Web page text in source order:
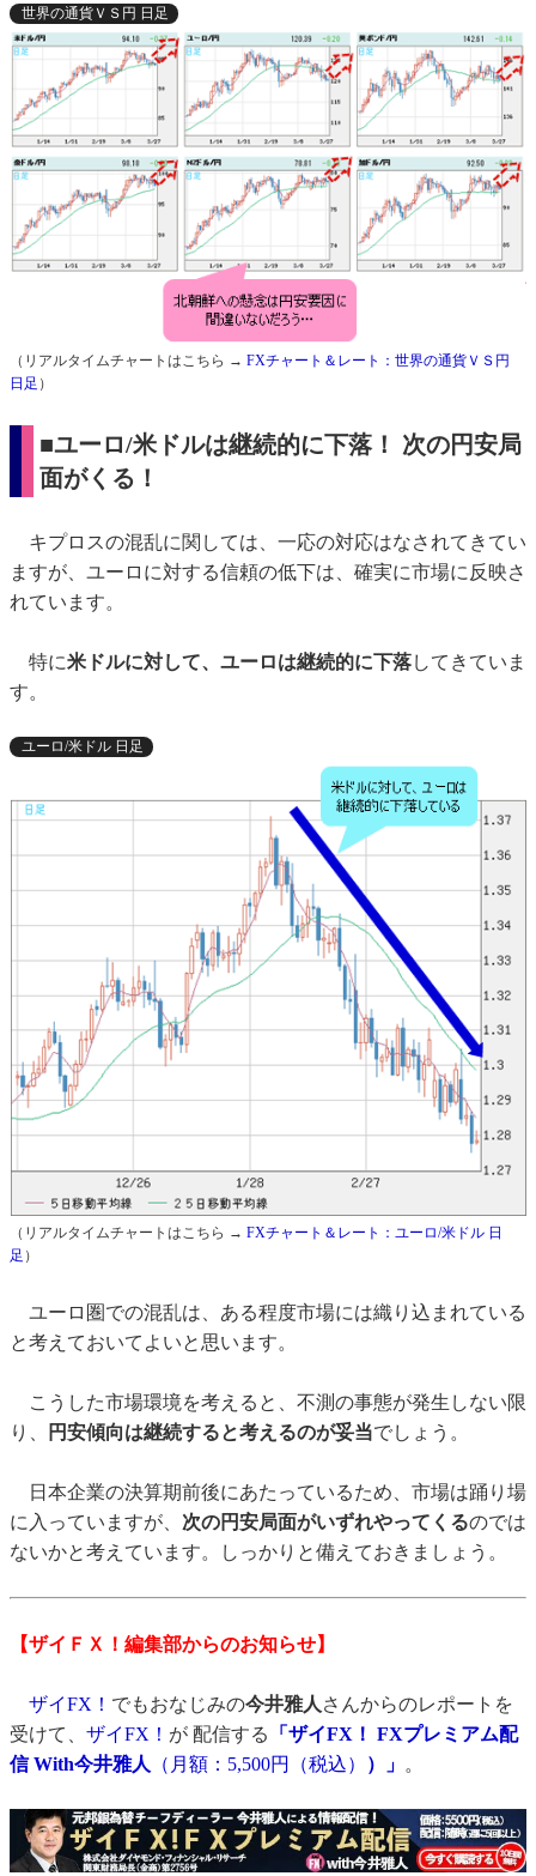
世界の通貨ＶＳ円 日足
（リアルタイムチャートはこちら → FXチャート＆レート：世界の通貨ＶＳ円
日足 ）
■ユーロ/米ドルは継続的に下落！ 次の円安局
面がくる！
キプロスの混乱に関しては、一応の対応はなされてきてい
ますが、ユーロに対する信頼の低下は、確実に市場に反映さ
れています。
特に米ドルに対して、ユーロは継続的に下落してきていま
す。
ユーロ/米ドル 日足
（リアルタイムチャートはこちら → FXチャート＆レート：ユーロ/米ドル 日
足 ）
ユーロ圏での混乱は、ある程度市場には織り込まれている
と考えておいてよいと思います。
こうした市場環境を考えると、不測の事態が発生しない限
り、
円安傾向は継続すると考えるのが妥当でしょう。
日本企業の決算期前後にあたっているため、市場は踊り場
に入っていますが、 次の円安局面がいずれやってくるのでは
ないかと考えています。しっかりと備えておきましょう。
【ザイＦＸ！編集部からのお知らせ】
ザイFX！ でもおなじみの今井雅人 さんからのレポートを
受けて、 ザイFX！ が 配信する
「ザイFX！ FXプレミアム配
信 With今井雅人
（月額：5,500円（税込） ）」 。